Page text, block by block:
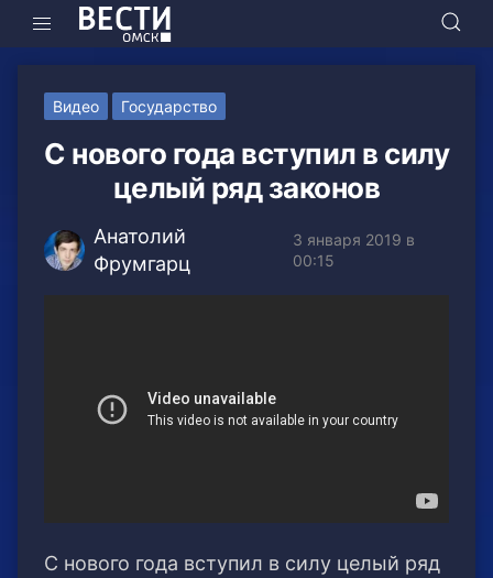
Видео Государство
С нового года вступил в силу
целый ряд законов
Анатолий
Фрумгарц
3 января 2019 в
00:15
С нового года вступил в силу целый ряд